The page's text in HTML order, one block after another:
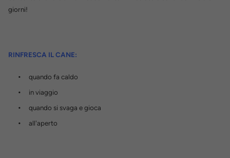
giorni!
RINFRESCA IL CANE:
quando fa caldo
in viaggio
quando si svaga e gioca
all'aperto